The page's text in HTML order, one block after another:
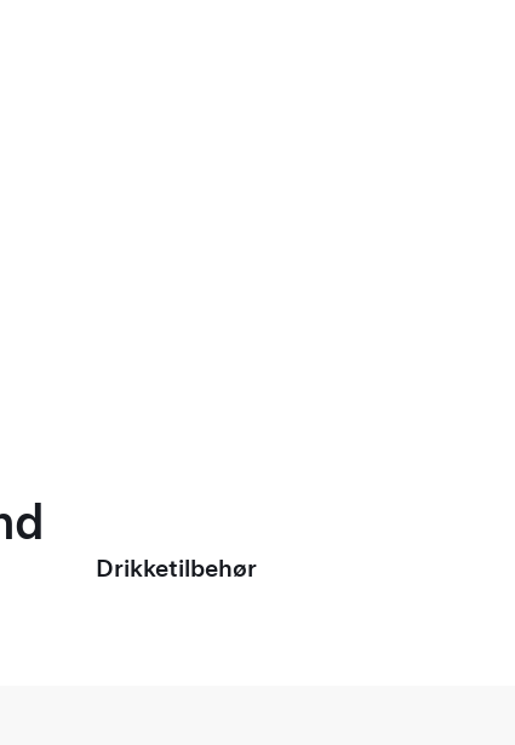
Drikketilbehør